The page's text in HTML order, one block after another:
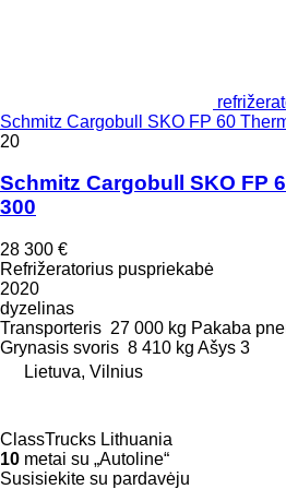
Schmitz Cargobull SKO FP 60
20
Schmitz Cargobull SKO FP
300
28 300 €
Refrižeratorius puspriekabė
2020
dyzelinas
Transporteris 27 000 kg Pakaba
Grynasis svoris 8 410 kg Ašys 3
Lietuva, Vilnius
ClassTrucks Lithuania
10 metai su „Autoline“
Susisiekite su pardavėju